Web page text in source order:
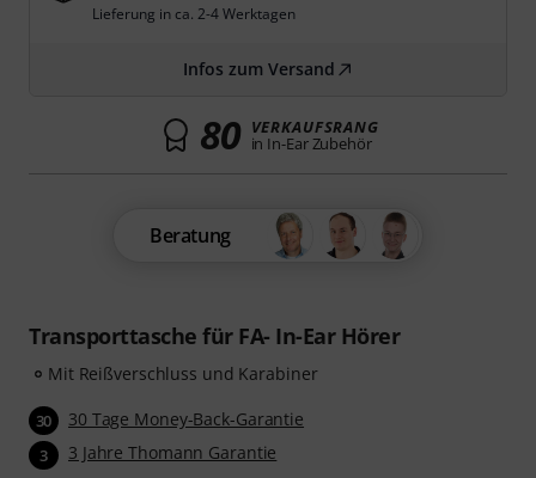
Transporttasche für FA- In-Ear Hörer
Mit Reißverschluss und Karabiner
30 30 Tage Money-Back-Garantie
3 3 Jahre Thomann Garantie
Lieferung in ca. 2-4 Werktagen
Infos zum Versand
80 VERKAUFSRANG
in In-Ear Zubehör
Beratung